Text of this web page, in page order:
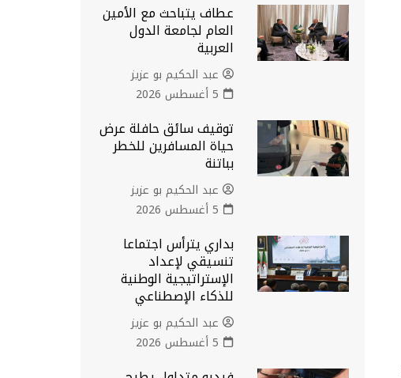
عطاف يتباحث مع الأمين
العام لجامعة الدول
العربية
عبد الحكيم بو عزيز
5 أغسطس 2026
توقيف سائق حافلة عرض
حياة المسافرين للخطر
بباتنة
عبد الحكيم بو عزيز
5 أغسطس 2026
بداري يترأس اجتماعا
تنسيقي لإعداد
الإستراتيجية الوطنية
للذكاء الإصطناعي
عبد الحكيم بو عزيز
5 أغسطس 2026